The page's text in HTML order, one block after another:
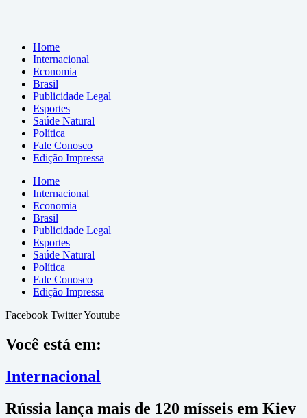
Home
Internacional
Economia
Brasil
Publicidade Legal
Esportes
Saúde Natural
Política
Fale Conosco
Edição Impressa
Home
Internacional
Economia
Brasil
Publicidade Legal
Esportes
Saúde Natural
Política
Fale Conosco
Edição Impressa
Facebook TwitterYoutube
Você está em:
Internacional
Rússia lança mais de 120 mísseis em Kiev